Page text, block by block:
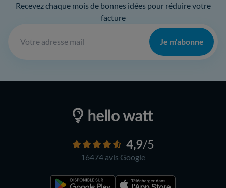
Recevez chaque mois de bonnes idées pour réduire votre
facture
Je m'abonne
4,9/5
16474 avis Google